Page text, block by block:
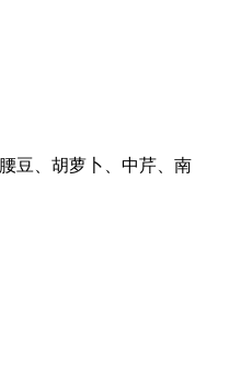
豆、胡萝卜、中芹、南